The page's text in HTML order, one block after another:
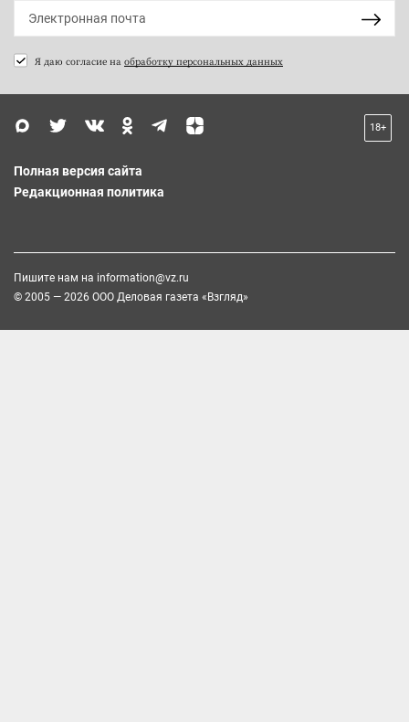
Я даю согласие на обработку персональных данных
18+
Полная версия сайта
Редакционная политика
Пишите нам на information@vz.ru
© 2005 — 2026 ООО Деловая газета «Взгляд»